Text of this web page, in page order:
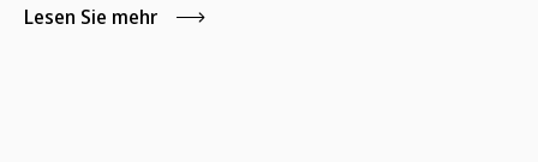
Lesen Sie mehr